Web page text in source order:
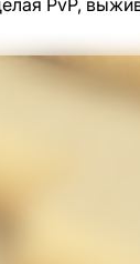
PvP,